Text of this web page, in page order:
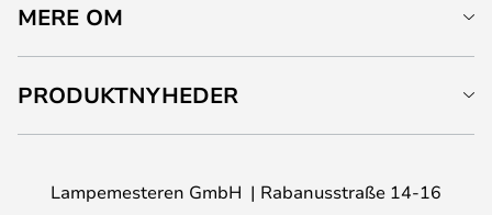
MERE OM
PRODUKTNYHEDER
Lampemesteren GmbH Rabanusstraße 14-16